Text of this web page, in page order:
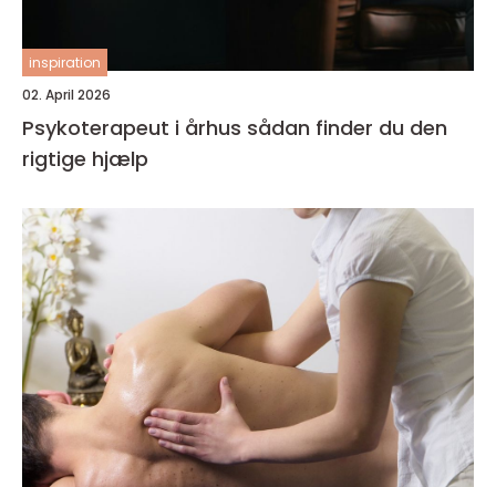
inspiration
02. April 2026
Psykoterapeut i århus sådan finder du den
rigtige hjælp